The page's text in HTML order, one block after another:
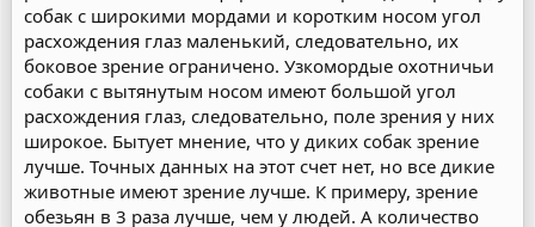
собак с широкими мордами и коротким носом угол
расхождения глаз маленький, следовательно, их
боковое зрение ограничено. Узкомордые охотничьи
собаки с вытянутым носом имеют большой угол
расхождения глаз, следовательно, поле зрения у них
широкое. Бытует мнение, что у диких собак зрение
лучше. Точных данных на этот счет нет, но все дикие
животные имеют зрение лучше. К примеру, зрение
обезьян в 3 раза лучше, чем у людей. А количество